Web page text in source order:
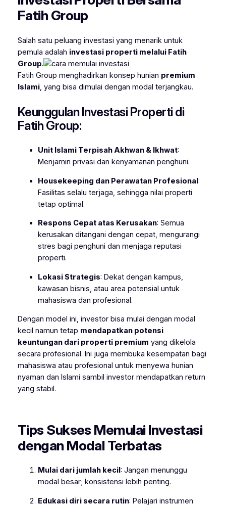
Fatih Group
Salah satu peluang investasi yang menarik untuk
pemula adalah investasi properti melalui Fatih
Group.
Fatih Group menghadirkan konsep hunian premium
Islami, yang bisa dimulai dengan modal terjangkau.
Keunggulan Investasi Properti di
Fatih Group:
Unit Islami Terpisah Akhwan & Ikhwat:
Menjamin privasi dan kenyamanan penghuni.
Housekeeping dan Perawatan Profesional:
Fasilitas selalu terjaga, sehingga nilai properti
tetap optimal.
Respons Cepat atas Kerusakan: Semua
kerusakan ditangani dengan cepat, mengurangi
stres bagi penghuni dan menjaga reputasi
properti.
Lokasi Strategis: Dekat dengan kampus,
kawasan bisnis, atau area potensial untuk
mahasiswa dan profesional.
Dengan model ini, investor bisa mulai dengan modal
kecil namun tetap mendapatkan potensi
keuntungan dari properti premium yang dikelola
secara profesional. Ini juga membuka kesempatan bagi
mahasiswa atau profesional untuk menyewa hunian
nyaman dan Islami sambil investor mendapatkan return
yang stabil.
Tips Sukses Memulai Investasi
dengan Modal Terbatas
Mulai dari jumlah kecil : Jangan menunggu
modal besar; konsistensi lebih penting.
Edukasi diri secara rutin: Pelajari instrumen